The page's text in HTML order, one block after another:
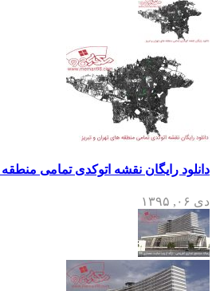
دانلود رایگان نقشه اتوکدی تمامی منطقه
دی ۰۶, ۱۳۹۵